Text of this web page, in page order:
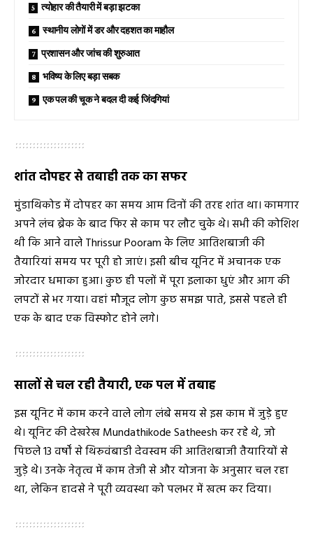
त्योहार की तैयारी में बड़ा झटका
स्थानीय लोगों में डर और दहशत का माहौल
प्रशासन और जांच की शुरुआत
भविष्य के लिए बड़ा सबक
एक पल की चूक ने बदल दी कई जिंदगियां
शांत दोपहर से तबाही तक का सफर
मुंडाथिकोड में दोपहर का समय आम दिनों की तरह शांत था। कामगार
अपने लंच ब्रेक के बाद फिर से काम पर लौट चुके थे। सभी की कोशिश
थी कि आने वाले Thrissur Pooram के लिए आतिशबाजी की
तैयारियां समय पर पूरी हो जाएं। इसी बीच यूनिट में अचानक एक
जोरदार धमाका हुआ। कुछ ही पलों में पूरा इलाका धुएं और आग की
लपटों से भर गया। वहां मौजूद लोग कुछ समझ पाते, इससे पहले ही
एक के बाद एक विस्फोट होने लगे।
सालों से चल रही तैयारी, एक पल में तबाह
इस यूनिट में काम करने वाले लोग लंबे समय से इस काम में जुड़े हुए
थे। यूनिट की देखरेख Mundathikode Satheesh कर रहे थे, जो
पिछले 13 वर्षों से थिरुवंबाडी देवस्वम की आतिशबाजी तैयारियों से
जुड़े थे। उनके नेतृत्व में काम तेजी से और योजना के अनुसार चल रहा
था, लेकिन हादसे ने पूरी व्यवस्था को पलभर में खत्म कर दिया।